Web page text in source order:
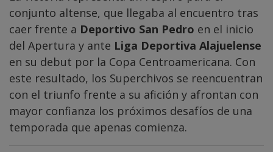
conjunto altense, que llegaba al encuentro tras
caer frente a Deportivo San Pedro en el inicio
del Apertura y ante Liga Deportiva Alajuelense
en su debut por la Copa Centroamericana. Con
este resultado, los Superchivos se reencuentran
con el triunfo frente a su afición y afrontan con
mayor confianza los próximos desafíos de una
temporada que apenas comienza.